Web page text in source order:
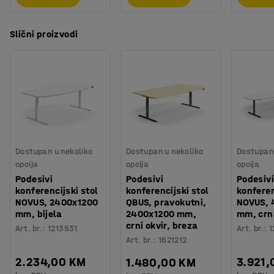
Potreban vam je prostor za spremanje? Namještaj iz
može slagati, a modularni sustav olakšava dodavanje
Slični proizvodi
Dostupan u nekoliko
opcija
Podesivi
konferencijski stol
NOVUS, 2400x1200
mm, bijela
Art. br.:1213531
2.234,00 KM
Dostupan u nekoliko
opcija
Podesivi
konferencijski stol
QBUS, pravokutni,
2400x1200 mm,
crni okvir, breza
Art. br.: 1621212
1.480,00 KM
opcija
Podesivi
mm,
Art. br.: